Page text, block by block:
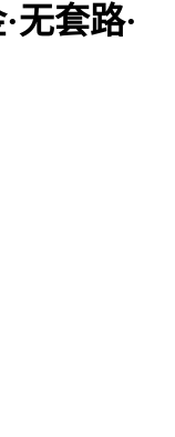
无套路·